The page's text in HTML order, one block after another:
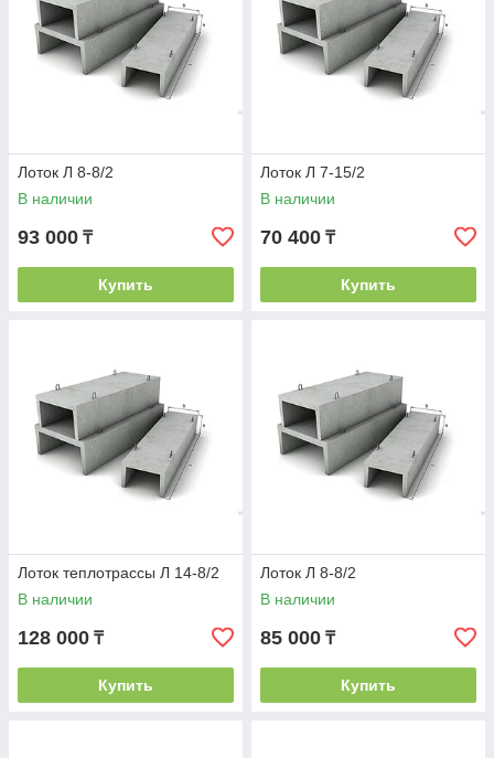
Лоток Л 8-8/2
В наличии
93 000 ₸
Купить
Лоток Л 7-15/2
В наличии
70 400 ₸
Купить
Лоток теплотрассы Л 14-8/2
В наличии
128 000 ₸
Купить
Лоток Л 8-8/2
В наличии
85 000 ₸
Купить